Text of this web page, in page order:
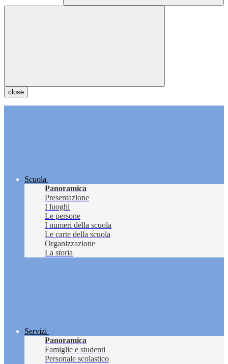
close
Scuola
Panoramica
Presentazione
I luoghi
Le persone
I numeri della scuola
Le carte della scuola
Organizzazione
La storia
Servizi
Panoramica
Famiglie e studenti
Personale scolastico